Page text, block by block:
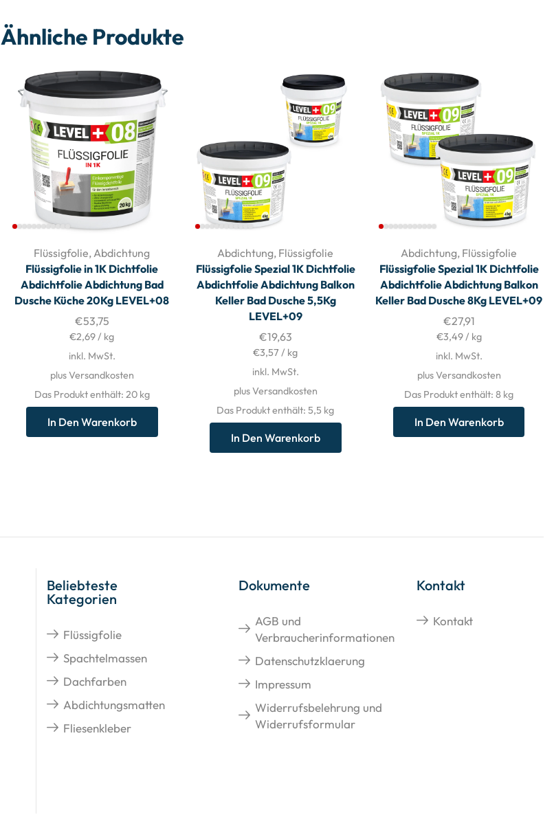
Ähnliche Produkte
Flüssigfolie, Abdichtung
Flüssigfolie in 1K Dichtfolie
Abdichtfolie Abdichtung Bad
Dusche Küche 20Kg LEVEL+08
€53,75
€2,69/ kg
inkl. MwSt.
plus Versandkosten
Das Produkt enthält: 20 kg
In Den Warenkorb
Abdichtung, Flüssigfolie
Flüssigfolie Spezial 1K Dichtfolie
Abdichtfolie Abdichtung Balkon
Keller Bad Dusche 5,5Kg
LEVEL+09
€19,63
€3,57 / kg
inkl. MwSt.
plus Versandkosten
Das Produkt enthält: 5,5 kg
In Den Warenkorb
Abdichtung, Flüssigfolie
Flüssigfolie Spezial 1K Dichtfolie
Abdichtfolie Abdichtung Balkon
Keller Bad Dusche 8Kg LEVEL+09
€27,91
€3,49/ kg
inkl. MwSt.
plus Versandkosten
Das Produkt enthält: 8 kg
In Den Warenkorb
Beliebteste
Kategorien
Flüssigfolie
Spachtelmassen
Dachfarben
Abdichtungsmatten
Fliesenkleber
Dokumente
AGB und
Verbraucherinformationen
Datenschutzklaerung
Impressum
Widerrufsbelehrung und
Widerrufsformular
Kontakt
Kontakt